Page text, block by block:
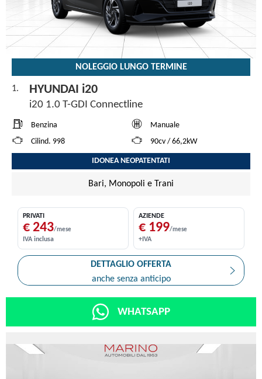
NOLEGGIO LUNGO TERMINE
1. HYUNDAI i20
i20 1.0 T-GDI Connectline
Benzina
Manuale
Cilind. 998
90cv / 66,2kW
IDONEA NEOPATENTATI
Bari, Monopoli e Trani
PRIVATI
€ 243/mese
IVA inclusa
AZIENDE
€ 199/mese
+IVA
DETTAGLIO OFFERTA
anche senza anticipo
WHATSAPP